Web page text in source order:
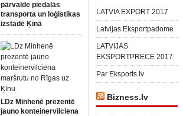
pārvalde piedalās
transporta un loģistikas
izstādē Ķīnā
LDz Minhenē prezentē
jauno konteinervilciena
LATVIA EXPORT 2017
Latvijas Eksportpadome
LATVIJAS
EKSPORTPRECE 2017
Par Eksports.lv
Bizness.lv